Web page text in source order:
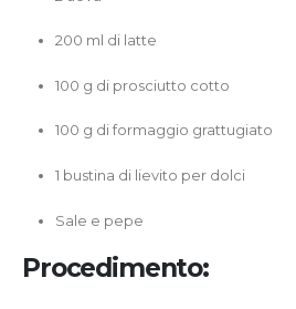
200 ml di latte
100 g di prosciutto cotto
100 g di formaggio grattugiato
1 bustina di lievito per dolci
Sale e pepe
Procedimento: